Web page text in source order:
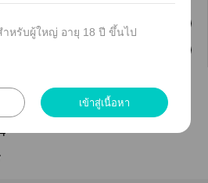
ำหรับผู้ใหญ่ อายุ 18 ปี ขึ้นไป
เข้าสู่เนื้อหา